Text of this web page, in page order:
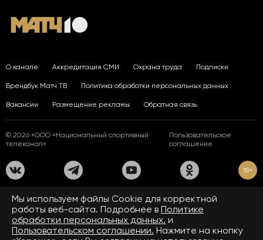
О канале Аккредитация СМИ Охрана труда Подписки
Брендбук Матч ТВ Политика обработки персональных данных
Вакансии Размещение рекламы Обратная связь
© 2026 «ООО «Национальный спортивный
телеканал»
Пользовательское
соглашение
18+
На сайте применяются рекомендательные технологии. Подробнее
Правилах применения рекомендательных технологий.
Средство массовой информации сетевое издание «www.matchtv.ru»
зарегистрировано Федеральной службой по надзору в сфере связи,
информационных технологий и массовых коммуникаций (Роскомнадзор).
Мы используем файлы Сookie для корректной
работы веб-сайта. Подробнее в Политике
обработки персональных данных. и
Пользовательском соглашении. Нажмите на кнопку